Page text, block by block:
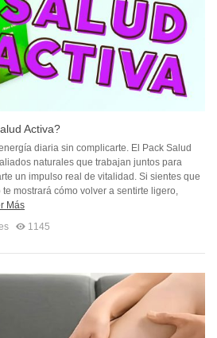
Activa?
diaria sin complicarte. El Pack Salud
naturales que trabajan juntos para
un impulso real de vitalidad. Si sientes que
mostrará cómo volver a sentirte ligero,
Más
1145